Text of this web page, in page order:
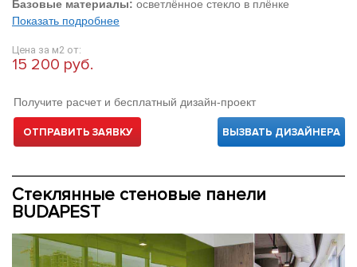
Базовые материалы: осветлённое стекло в плёнке
Показать подробнее
Цена за м2 от:
15 200 руб.
Получите расчет и бесплатный дизайн-проект
ОТПРАВИТЬ ЗАЯВКУ ВЫЗВАТЬ ДИЗАЙНЕРА
Стеклянные стеновые панели
BUDAPEST